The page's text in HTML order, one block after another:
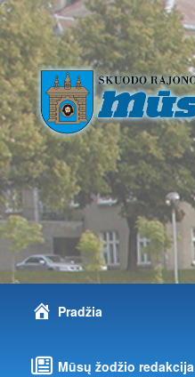
Pradžia
Mūsų žodžio redakcija